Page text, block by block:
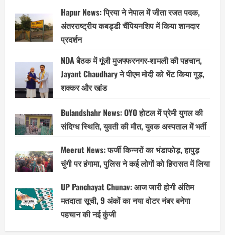
Hapur News: प्रिया ने नेपाल में जीता रजत पदक,
अंतरराष्ट्रीय कबड्डी चैंपियनशिप में किया शानदार
प्रदर्शन
NDA बैठक में गूंजी मुजफ्फरनगर-शामली की पहचान,
Jayant Chaudhary ने पीएम मोदी को भेंट किया गुड़,
शक्कर और खांड
Bulandshahr News: OYO होटल में प्रेमी युगल की
संदिग्ध स्थिति, युवती की मौत, युवक अस्पताल में भर्ती
Meerut News: फर्जी किन्नरों का भंडाफोड़, हापुड़
चुंगी पर हंगामा, पुलिस ने कई लोगों को हिरासत में लिया
UP Panchayat Chunav: आज जारी होगी अंतिम
मतदाता सूची, 9 अंकों का नया वोटर नंबर बनेगा
पहचान की नई कुंजी